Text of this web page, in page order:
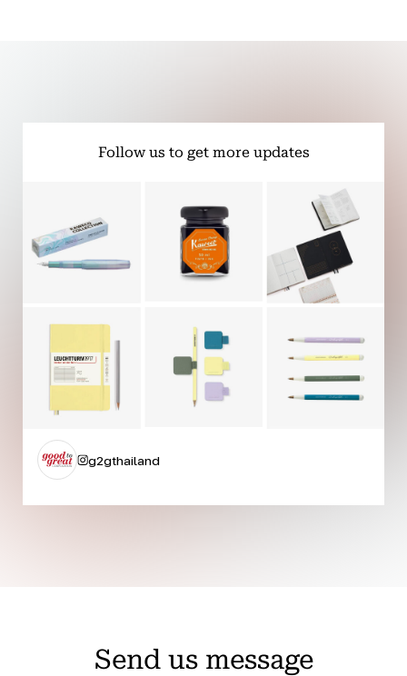
Send us message
Follow us to get more updates
g2gthailand